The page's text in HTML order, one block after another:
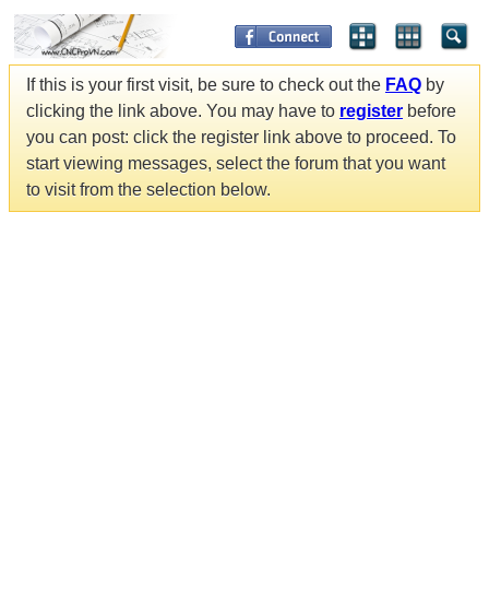
If this is your first visit, be sure to check out the FAQ by
clicking the link above. You may have to register before
you can post: click the register link above to proceed. To
start viewing messages, select the forum that you want
to visit from the selection below.